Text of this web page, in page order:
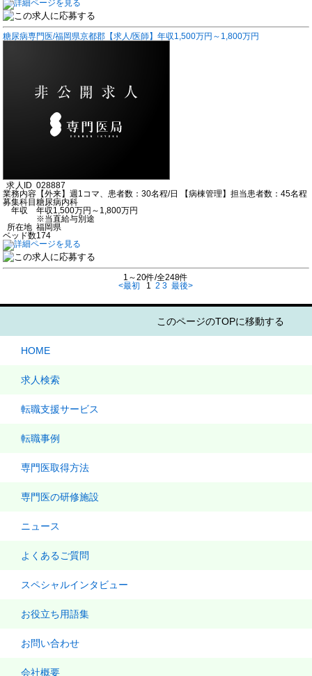
糖尿病専門医/福岡県京都郡【求人/医師】年収1,500万円～1,800万円
求人ID 028887
業務内容 【外来】週1コマ、患者数：30名程/日 【病棟管理】担当患者数：45名程
募集科目糖尿病内科
年収
年収1,500万円～1,800万円
※当直給与別途
所在地 福岡県
ベッド数174
1～20件/全248件
<最初
1 2 3 最後>
このページのTOPに移動する
HOME
求人検索
転職支援サービス
転職事例
専門医取得方法
専門医の研修施設
ニュース
よくあるご質問
スペシャルインタビュー
お役立ち用語集
お問い合わせ
会社概要